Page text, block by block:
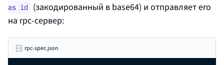
as id (закодированный в base64) и отправляет его
на rpc‑сервер:
rpc-spec.json